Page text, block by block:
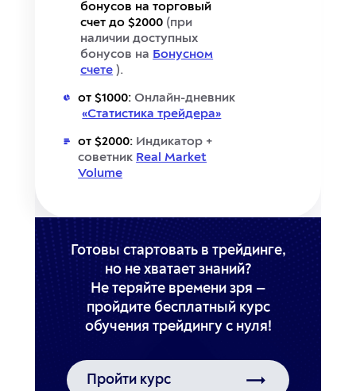
бонусов на торговый
счет до $2000 (при
наличии доступных
бонусов на Бонусном
счете ).
от $1000: Онлайн-дневник
«Статистика трейдера»
от $2000: Индикатор +
советник Real Market
Volume
Готовы стартовать в трейдинге,
но не хватает знаний?
Не теряйте времени зря —
пройдите бесплатный курс
обучения трейдингу с нуля!
Пройти курс